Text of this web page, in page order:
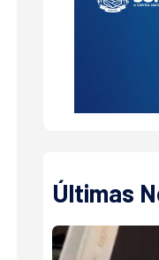
Últimas